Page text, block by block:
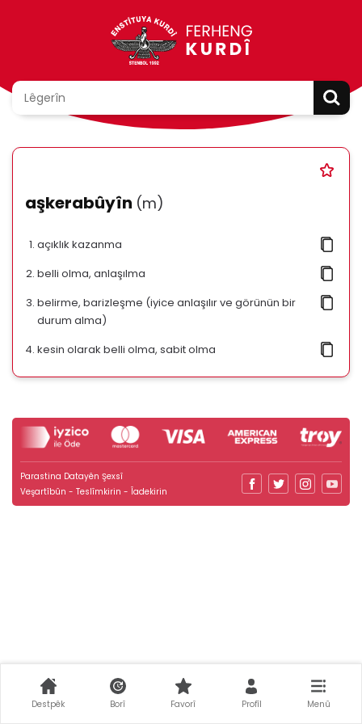
aşkerabûyîn (m)
açıklık kazanma
belli olma, anlaşılma
belirme, barizleşme (iyice anlaşılır ve görünün bir
durum alma)
kesin olarak belli olma, sabit olma
Parastina Datayên Şexsî
Veşartîbûn - Teslîmkirin - Îadekirin
Destpêk Borî Favorî Profîl Menû